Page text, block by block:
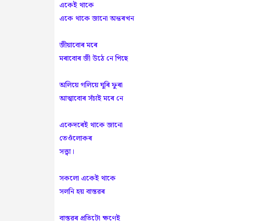
একেই থাকে
একে থাকে জানো অন্তৰখন
জীয়াবোৰ মৰে
মৰাবোৰ জী উঠে নে পিছে
অলিয়ে গলিয়ে ঘূৰি ফুৰা
আত্মাবোৰ সঁচাই মৰে নে
একেদৰেই থাকে জানো
তেওঁলোকৰ
সত্ত্বা।
সকলো‌ একেই থাকে
সলনি হয় বাস্তৱৰ
বাস্তৱৰ প্ৰতিটো ক্ষণেই